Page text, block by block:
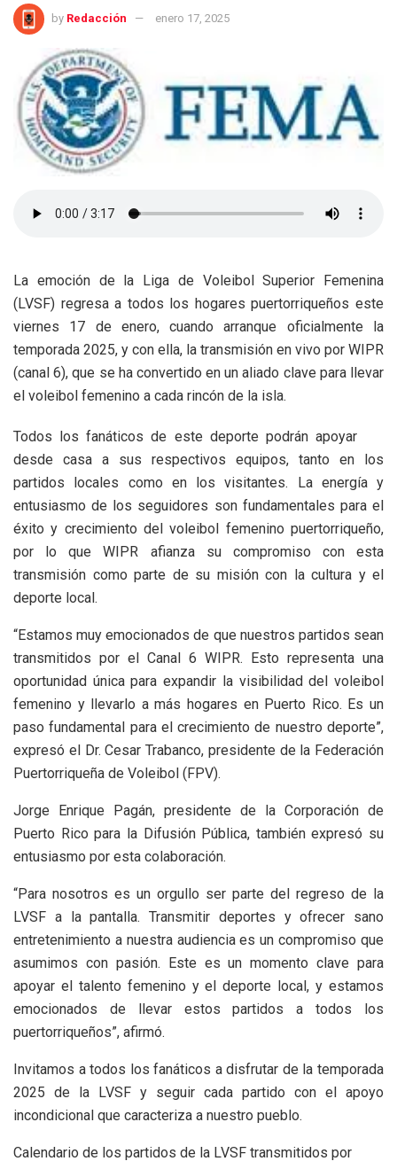
by Redacción enero 17, 2025
La emoción de la Liga de Voleibol Superior Femenina
(LVSF) regresa a todos los hogares puertorriqueños este
viernes 17 de enero, cuando arranque oficialmente la
temporada 2025, y con ella, la transmisión en vivo por WIPR
(canal 6), que se ha convertido en un aliado clave para llevar
el voleibol femenino a cada rincón de la isla.
Todos los fanáticos de este deporte podrán apoyar
desde casa a sus respectivos equipos, tanto en los
partidos locales como en los visitantes. La energía y
entusiasmo de los seguidores son fundamentales para el
éxito y crecimiento del voleibol femenino puertorriqueño,
por lo que WIPR afianza su compromiso con esta
transmisión como parte de su misión con la cultura y el
deporte local.
“Estamos muy emocionados de que nuestros partidos sean
transmitidos por el Canal 6 WIPR. Esto representa una
oportunidad única para expandir la visibilidad del voleibol
femenino y llevarlo a más hogares en Puerto Rico. Es un
paso fundamental para el crecimiento de nuestro deporte”,
expresó el Dr. Cesar Trabanco, presidente de la Federación
Puertorriqueña de Voleibol (FPV).
Jorge Enrique Pagán, presidente de la Corporación de
Puerto Rico para la Difusión Pública, también expresó su
entusiasmo por esta colaboración.
“Para nosotros es un orgullo ser parte del regreso de la
LVSF a la pantalla. Transmitir deportes y ofrecer sano
entretenimiento a nuestra audiencia es un compromiso que
asumimos con pasión. Este es un momento clave para
apoyar el talento femenino y el deporte local, y estamos
emocionados de llevar estos partidos a todos los
puertorriqueños”, afirmó.
Invitamos a todos los fanáticos a disfrutar de la temporada
2025 de la LVSF y seguir cada partido con el apoyo
incondicional que caracteriza a nuestro pueblo.
Calendario de los partidos de la LVSF transmitidos por